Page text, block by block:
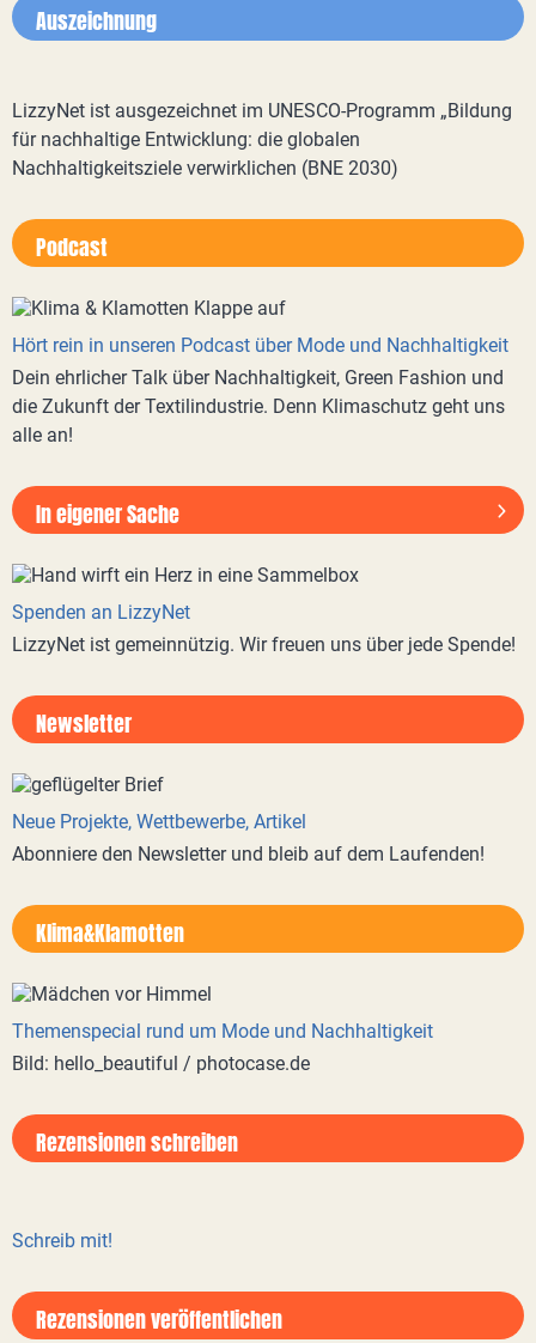
Auszeichnung
LizzyNet ist ausgezeichnet im UNESCO-Programm „Bildung
für nachhaltige Entwicklung: die globalen
Nachhaltigkeitsziele verwirklichen (BNE 2030)
Podcast
Hört rein in unseren Podcast über Mode und Nachhaltigkeit
Dein ehrlicher Talk über Nachhaltigkeit, Green Fashion und
die Zukunft der Textilindustrie. Denn Klimaschutz geht uns
alle an!
In eigener Sache
Spenden an LizzyNet
LizzyNet ist gemeinnützig. Wir freuen uns über jede Spende!
Newsletter
Neue Projekte, Wettbewerbe, Artikel
Abonniere den Newsletter und bleib auf dem Laufenden!
Klima&Klamotten
Themenspecial rund um Mode und Nachhaltigkeit
Bild: hello_beautiful / photocase.de
Rezensionen schreiben
Schreib mit!
Rezensionen veröffentlichen